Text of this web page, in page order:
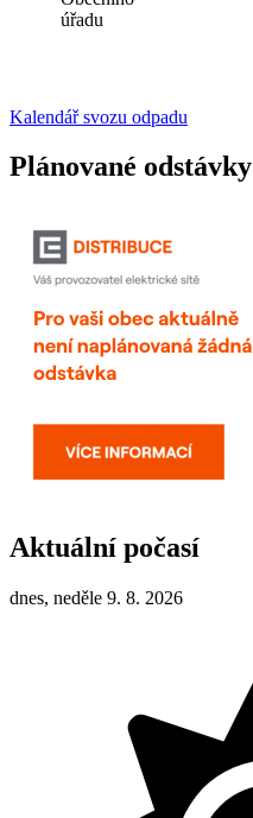
úřadu
Kalendář svozu odpadu
Plánované odstávky
Aktuální počasí
dnes, neděle 9. 8. 2026